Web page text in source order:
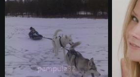
pampula82